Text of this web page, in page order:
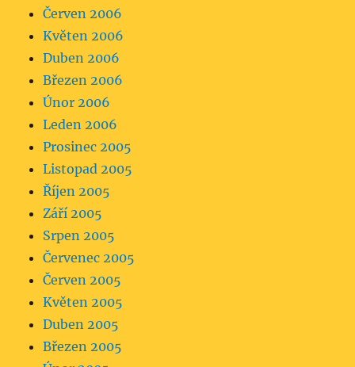
Červen 2006
Květen 2006
Duben 2006
Březen 2006
Únor 2006
Leden 2006
Prosinec 2005
Listopad 2005
Říjen 2005
Září 2005
Srpen 2005
Červenec 2005
Červen 2005
Květen 2005
Duben 2005
Březen 2005